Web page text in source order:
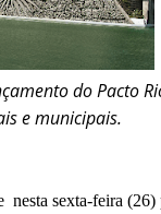
do Pacto
e municipais.
nesta sexta-feira